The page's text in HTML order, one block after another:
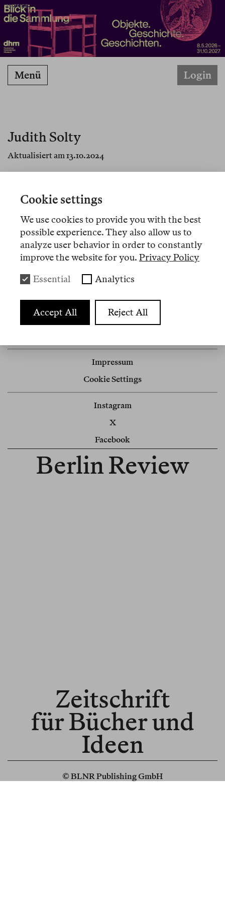
ANZEIGE
Menü Login
Judith Solty
Aktualisiert am 13.10.2024
und Referentin für Feministische Politik der
Bundestagsfraktion der Linkspartei.
Artikel
Nº 2
Review
Frau ohne Eigenschaften
Impressum
Cookie Settings
Instagram
X
Facebook
Berlin Review
Zeitschrift
für Bücher und
Ideen
© BLNR Publishing GmbH
Cookie settings
We use cookies to provide you with the best
possible experience. They also allow us to
analyze user behavior in order to constantly
improve the website for you. Privacy Policy
Essential Analytics
Accept All Reject All